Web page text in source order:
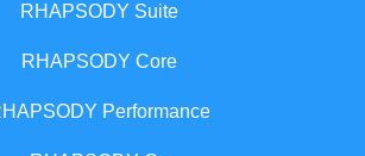
RHAPSODY Suite
RHAPSODY Core
Performance